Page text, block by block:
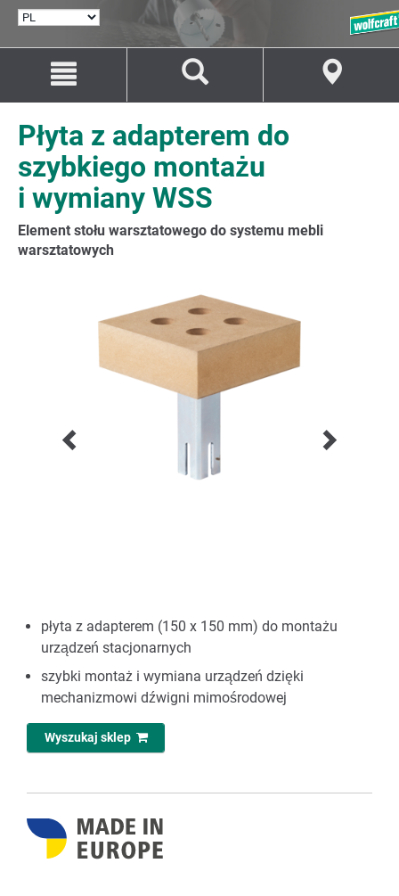
treści
Przejście
nawigacji
Płyta z adapterem do
szybkiego montażu
i wymiany WSS
Element stołu warsztatowego do systemu mebli
warsztatowych
płyta z adapterem (150 x 150 mm) do montażu
urządzeń stacjonarnych
szybki montaż i wymiana urządzeń dzięki
mechanizmowi dźwigni mimośrodowej
Wyszukaj sklep